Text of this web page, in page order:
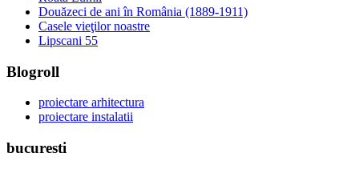
Douăzeci de ani în România (1889-1911)
Casele vieţilor noastre
Lipscani 55
Blogroll
proiectare arhitectura
proiectare instalatii
bucuresti